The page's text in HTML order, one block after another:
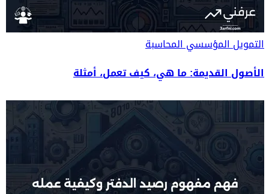
التمويل المؤسسيالمحاسبة
الأصول القديمة: ما هي، كيف تعمل، أمثلة